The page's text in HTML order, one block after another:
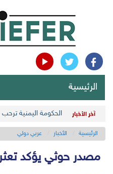
الرئيسية
آخر الأخبار الحكومة اليمنية ترحب باتفاق تبادل
الرئيسية الأخبار عربي دولي
مصدر حوثي يؤكد تعثر